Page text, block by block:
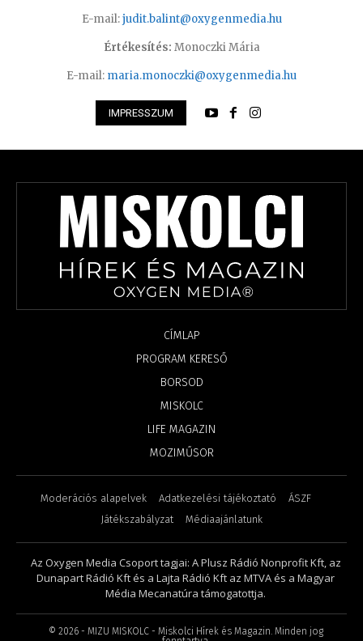
E-mail:judit.balint@oxygenmedia.hu
Értékesítés: Monoczki Mária
E-mail: maria.monoczki@oxygenmedia.hu
IMPRESSZUM
CÍMLAP
PROGRAM KERESŐ
BORSOD
MISKOLC
LIFE MAGAZIN
MOZIMŰSOR
Moderációs alapelvek Adatkezelési tájékoztató
ÁSZF
Játékszabályzat
Médiaajánlatunk
Az Oxygen Media Csoport tagjai: A Plusz Rádió Nonprofit Kft, az
Dunapart Rádió Kft és a Lajta Rádió Kft az MTVA és a Magyar
Média Mecanatúra támogatottja.
© 2026- MIZU MISKOLC - Miskolci Hírek és Magazin. Minden jog